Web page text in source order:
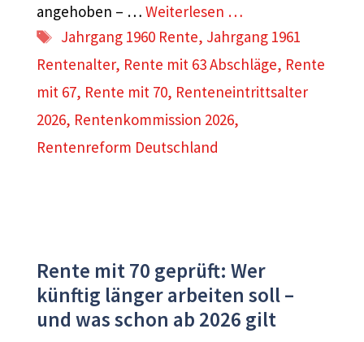
angehoben – … Weiterlesen …
Schlagwörter
Jahrgang 1960 Rente, Jahrgang 1961
Rentenalter, Rente mit 63 Abschläge, Rente
mit 67, Rente mit 70, Renteneintrittsalter
2026, Rentenkommission 2026,
Rentenreform Deutschland
Rente mit 70 geprüft: Wer
künftig länger arbeiten soll –
und was schon ab 2026 gilt